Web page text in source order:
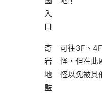
入
口
奇
岩
地
監
可往3F、
怪，但在此
怪以免被其